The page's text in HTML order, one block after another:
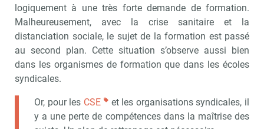
logiquement à une très forte demande de formation.
Malheureusement, avec la crise sanitaire et la
distanciation sociale, le sujet de la formation est passé
au second plan. Cette situation s’observe aussi bien
dans les organismes de formation que dans les écoles
syndicales.
Or, pour les CSE
et les organisations syndicales, il
y a une perte de compétences dans la maîtrise des